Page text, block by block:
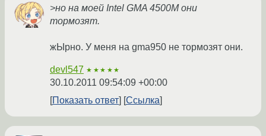
>но на моей Intel GMA 4500M они
тормозят.
жЫрно. У меня на gma950 не тормозят они.
devl547 ★★★★★
30.10.2011 09:54:09 +00:00
Показать ответ
Ссылка